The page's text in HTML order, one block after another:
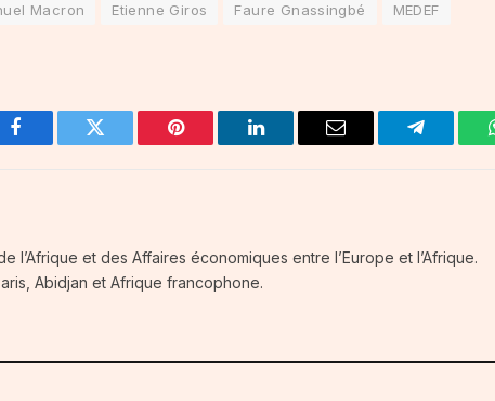
Macron Etienne Giros Faure Gnassingbé
MEDEF
Facebook Twitter Pinterest LinkedIn Email Telegram
l’Afrique et des Affaires économiques entre l’Europe et l’Afrique.
Abidjan et Afrique francophone.